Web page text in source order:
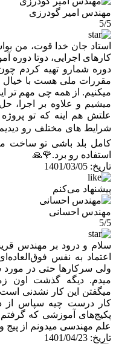
مهندس امیر گودرزی
5/5
استاد جان خدا قوت، من
کارهای اجرایی، دوتا دوره
دوره شمارو تهیه کردم
مقررات ملی هست با خیال
میکنیم. از همه چی مهم تر
میشیم و علاوه بر اجرا،
علتش هم اینه که تو
شرایط های مختلف رو
کامل بلد باشی تو ساخت
استفاده رو برد.🌹🙏
تاریخ: 1401/03/05
پیشنهاد می‌کنم
مهندس احسانی
5/5
سلام و درود بر مهندس
اعتماد به نفس
ولی سرکارها حتی در مورد
میدم. دیگه گذشت اون
میگفتن این کار نشدنی
کار درست چیه سپاس از
پکیج‌های آموزشی که
علم مهندسی میدونم از
تاریخ: 1401/04/23